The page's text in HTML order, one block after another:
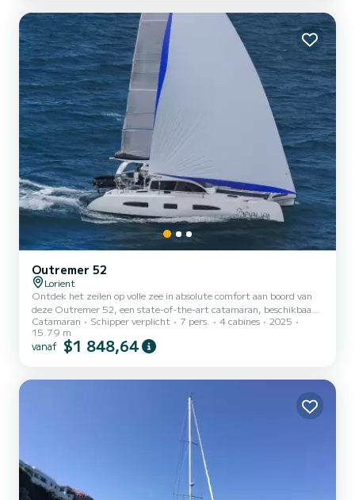
Outremer 52
Lorient
Ontdek het zeilen op volle zee in absolute comfort aan boord van
deze Outremer 52, een state-of-the-art catamaran, beschikbaar
vanuit Lorient met professionele schipper. Sterke punten : -
Prestatiegerichte en zeevarende catamaran, ideaal voor liefhebbers
van sensaties en lange cruises - 3 ruime tweepersoonshutten +
Catamaran Schipper verplicht 7 pers. 4 cabines
2025
15.79 m
vanaf $1 848,64